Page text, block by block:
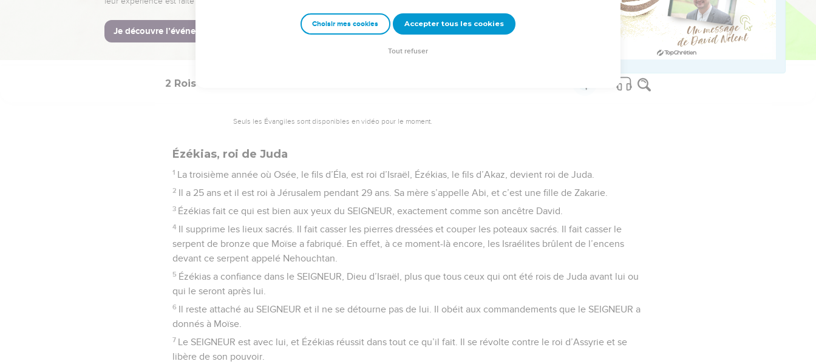
enfants et les enfants de leurs enfants ont continué à imiter leurs ancêtres, et ils le font encore aujourd’hui.
© Société biblique française – Bibli’O, 2000, avec autorisation. Pour vous procurer une Bible imprimée, rendez-vous sur www.editionsbiblio.fr
2 Rois
Seuls les Évangiles sont disponibles en vidéo pour le moment.
Ézékias, roi de Juda
1 La troisième année où Osée, le fils d’Éla, est roi d’Israël, Ézékias, le fils d’Akaz, devient roi de Juda.
2 Il a 25 ans et il est roi à Jérusalem pendant 29 ans. Sa mère s’appelle Abi, et c’est une fille de Zakarie.
3 Ézékias fait ce qui est bien aux yeux du SEIGNEUR, exactement comme son ancêtre David.
4 Il supprime les lieux sacrés. Il fait casser les pierres dressées et couper les poteaux sacrés. Il fait casser le
serpent de bronze que Moïse a fabriqué. En effet, à ce moment-là encore, les Israélites brûlent de l’encens
devant ce serpent appelé Nehouchtan.
5 Ézékias a confiance dans le SEIGNEUR, Dieu d’Israël, plus que tous ceux qui ont été rois de Juda avant lui ou
qui le seront après lui.
6 Il reste attaché au SEIGNEUR et il ne se détourne pas de lui. Il obéit aux commandements que le SEIGNEUR a
donnés à Moïse.
7 Le SEIGNEUR est avec lui, et Ézékias réussit dans tout ce qu’il fait. Il se révolte contre le roi d’Assyrie et se
libère de son pouvoir.
Choisir mes cookies Accepter tous les cookies
Tout refuser